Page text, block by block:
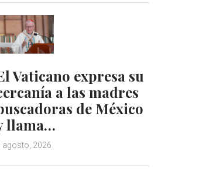
Vaticano expresa su
a las madres
de México
llama…
agosto, 2026